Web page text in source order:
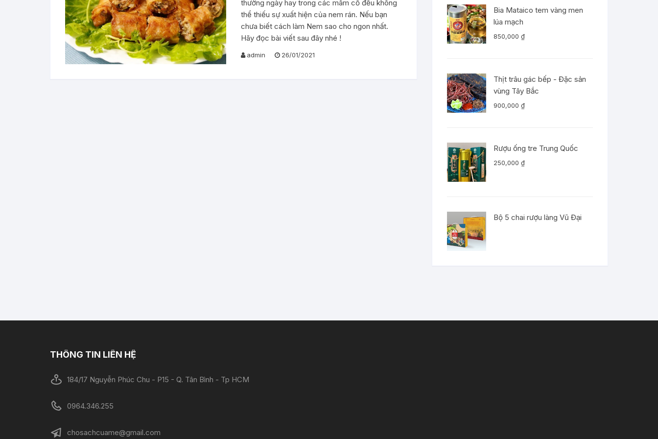
thường ngày hay trong các mâm cỗ đều không
thể thiếu sự xuất hiện của nem rán. Nếu bạn
chưa biết cách làm Nem sao cho ngon nhất.
Hãy đọc bài viết sau đây nhé !
admin 26/01/2021
Bia Mataico tem vàng men
lúa mạch
850,000 ₫
Thịt trâu gác bếp - Đặc sản
vùng Tây Bắc
900,000 ₫
Rượu ống tre Trung Quốc
250,000 ₫
Bộ 5 chai rượu làng Vũ Đại
THÔNG TIN LIÊN HỆ
184/17 Nguyễn Phúc Chu - P15 - Q. Tân Bình - Tp HCM
0964.346.255
chosachcuame@gmail.com